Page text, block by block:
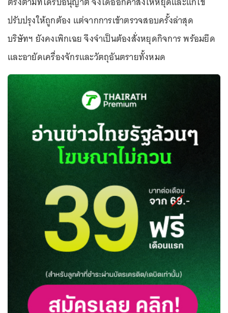
ปรับปรุงให้ถูกต้อง แต่จากการเข้าตรวจสอบครั้งล่าสุด
บริษัทฯ ยังคงเพิกเฉย จึงจำเป็นต้องสั่งหยุดกิจการ พร้อมยึด
และอายัดเครื่องจักรและวัตถุอันตรายทั้งหมด